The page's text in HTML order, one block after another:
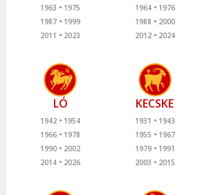
1963
1975
1987
1999
2011
2023
1964
1976
1988
2000
2012
2024
LÓ
1942
1954
1966
1978
1990
2002
2014
2026
KECSKE
1931
1943
1955
1967
1979
1991
2003
2015